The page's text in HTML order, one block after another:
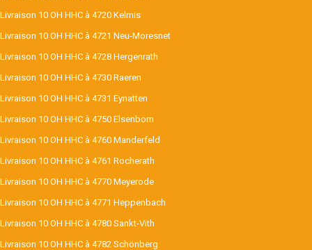
Livraison 10 OH HHC à 4720 Kelmis
Livraison 10 OH HHC à 4721 Neu-Moresnet
Livraison 10 OH HHC à 4728 Hergenrath
Livraison 10 OH HHC à 4730 Raeren
Livraison 10 OH HHC à 4731 Eynatten
Livraison 10 OH HHC à 4750 Elsenborn
Livraison 10 OH HHC à 4760 Manderfeld
Livraison 10 OH HHC à 4761 Rocherath
Livraison 10 OH HHC à 4770 Meyerode
Livraison 10 OH HHC à 4771 Heppenbach
Livraison 10 OH HHC à 4780 Sankt-Vith
Livraison 10 OH HHC à 4782 Schönberg